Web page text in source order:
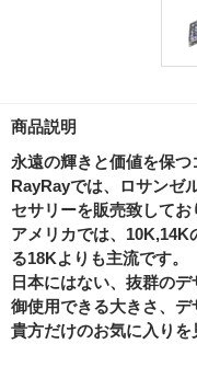
商品説明
永遠の輝きと価値を保つ
RayRayでは、ロサンゼ
セサリーを販売致してお
アメリカでは、10K,14K
る18Kよりも主流です。
日本にはない、抜群の
御使用できる大きさ、デ
貴方だけのお気に入りを